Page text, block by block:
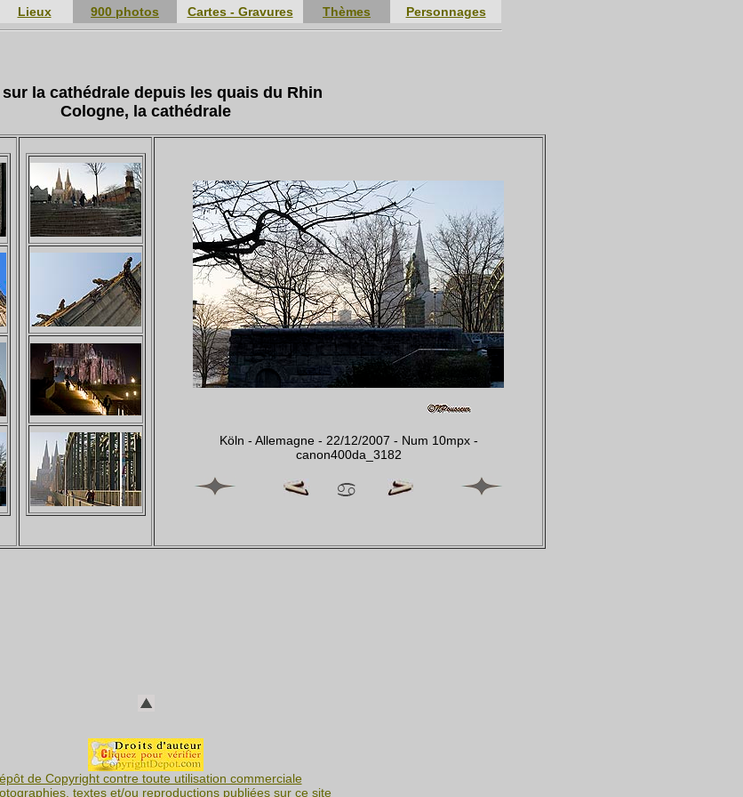
Lieux 900 photos Cartes - Gravures Thèmes Personnages
sur la cathédrale depuis les quais du Rhin
Cologne, la cathédrale
Köln - Allemagne - 22/12/2007 - Num 10mpx -
canon400da_3182
de Copyright contre toute utilisation commerciale
textes et/ou reproductions publiées sur ce site